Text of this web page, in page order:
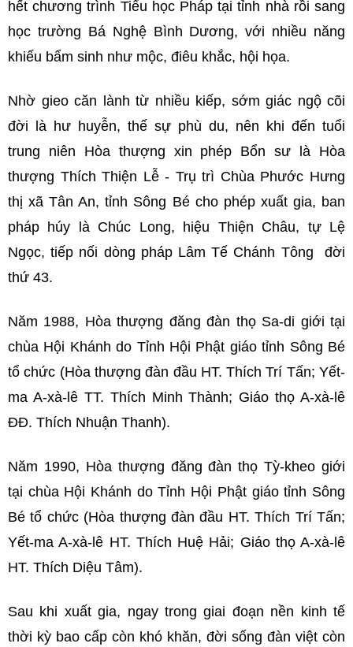
hết chương trình Tiểu học Pháp tại tỉnh nhà rồi sang
học trường Bá Nghệ Bình Dương, với nhiều năng
khiếu bẩm sinh như mộc, điêu khắc, hội họa.
Nhờ gieo căn lành từ nhiều kiếp, sớm giác ngộ cõi
đời là hư huyễn, thế sự phù du, nên khi đến tuổi
trung niên Hòa thượng xin phép Bổn sư là Hòa
thượng Thích Thiện Lễ - Trụ trì Chùa Phước Hưng
thị xã Tân An, tỉnh Sông Bé cho phép xuất gia, ban
pháp húy là Chúc Long, hiệu Thiện Châu, tự Lệ
Ngọc, tiếp nối dòng pháp Lâm Tế Chánh Tông đời
thứ 43.
Năm 1988, Hòa thượng đăng đàn thọ Sa-di giới tại
chùa Hội Khánh do Tỉnh Hội Phật giáo tỉnh Sông Bé
tổ chức (Hòa thượng đàn đầu HT. Thích Trí Tấn; Yết-
ma A-xà-lê TT. Thích Minh Thành; Giáo thọ A-xà-lê
ĐĐ. Thích Nhuận Thanh).
Năm 1990, Hòa thượng đăng đàn thọ Tỳ-kheo giới
tại chùa Hội Khánh do Tỉnh Hội Phật giáo tỉnh Sông
Bé tổ chức (Hòa thượng đàn đầu HT. Thích Trí Tấn;
Yết-ma A-xà-lê HT. Thích Huệ Hải; Giáo thọ A-xà-lê
HT. Thích Diệu Tâm).
Sau khi xuất gia, ngay trong giai đoạn nền kinh tế
thời kỳ bao cấp còn khó khăn, đời sống đàn việt còn